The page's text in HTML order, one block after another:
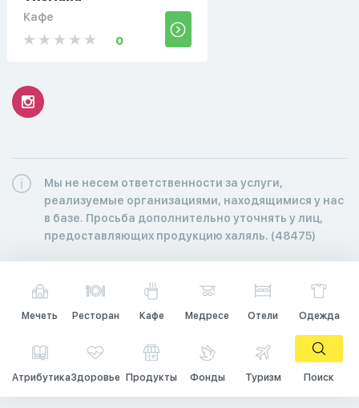
Кафе
0
Мы не несем ответственности за услуги,
реализуемые организациями, находящимися у нас
в базе. Просьба дополнительно уточнять у лиц,
предоставляющих продукцию халяль. (48475)
Мечеть Ресторан Кафе Медресе Отели Одежда
АтрибутикаЗдоровье Продукты Фонды Туризм Поиск